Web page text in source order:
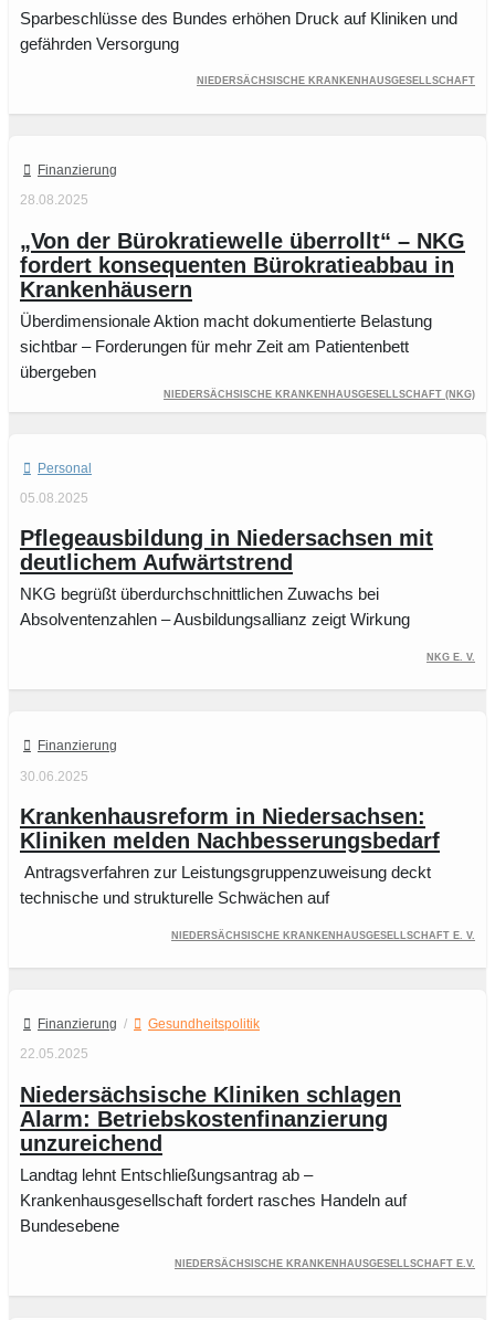
Sparbeschlüsse des Bundes erhöhen Druck auf Kliniken und
gefährden Versorgung
Niedersächsische Krankenhausgesellschaft
Finanzierung
28.08.2025
„Von der Bürokratiewelle überrollt“ – NKG
fordert konsequenten Bürokratieabbau in
Krankenhäusern
Überdimensionale Aktion macht dokumentierte Belastung
sichtbar – Forderungen für mehr Zeit am Patientenbett
übergeben
Niedersächsische Krankenhausgesellschaft (NKG)
Personal
05.08.2025
Pflegeausbildung in Niedersachsen mit
deutlichem Aufwärtstrend
NKG begrüßt überdurchschnittlichen Zuwachs bei
Absolventenzahlen – Ausbildungsallianz zeigt Wirkung
NKG e. V.
Finanzierung
30.06.2025
Krankenhausreform in Niedersachsen:
Kliniken melden Nachbesserungsbedarf
Antragsverfahren zur Leistungsgruppenzuweisung deckt
technische und strukturelle Schwächen auf
Niedersächsische Krankenhausgesellschaft e. V.
Finanzierung /
Gesundheitspolitik
22.05.2025
Niedersächsische Kliniken schlagen
Alarm: Betriebskostenfinanzierung
unzureichend
Landtag lehnt Entschließungsantrag ab –
Krankenhausgesellschaft fordert rasches Handeln auf
Bundesebene
Niedersächsische Krankenhausgesellschaft e.V.